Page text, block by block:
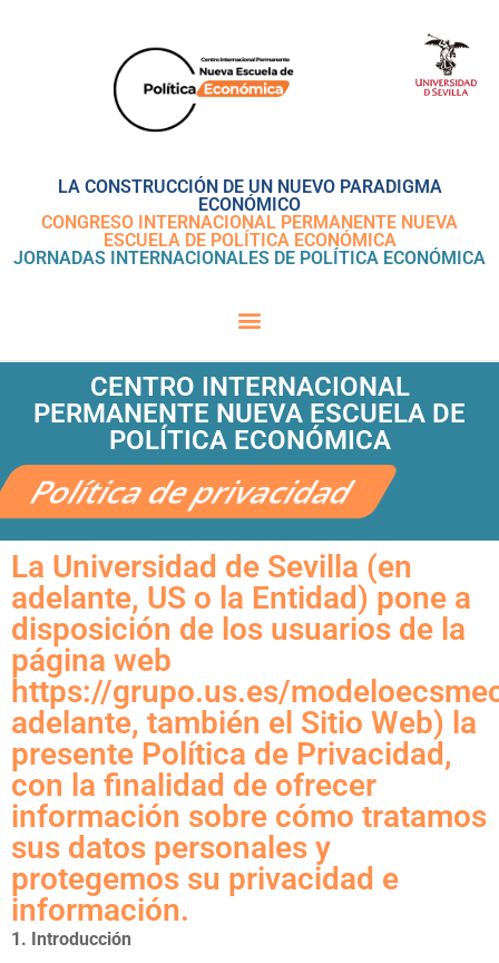
LA CONSTRUCCIÓN DE UN NUEVO PARADIGMA
ECONÓMICO
CONGRESO INTERNACIONAL PERMANENTE NUEVA
ESCUELA DE POLÍTICA ECONÓMICA
JORNADAS INTERNACIONALES DE POLÍTICA ECONÓMICA
CENTRO INTERNACIONAL
PERMANENTE NUEVA ESCUELA DE
POLÍTICA ECONÓMICA
Política de privacidad
La Universidad de Sevilla (en
adelante, US o la Entidad) pone a
disposición de los usuarios de la
página web
https://grupo.us.es/
adelante, también el Sitio Web) la
presente Política de Privacidad,
con la finalidad de ofrecer
información sobre cómo tratamos
sus datos personales y
protegemos su privacidad e
información.
1. Introducción